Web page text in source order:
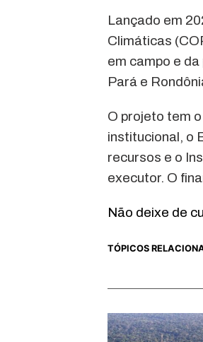
Lançado em
Climáticas
em campo e
Pará e
O projeto tem
institucional, o
recursos e o
executor. O
Não deixe de
TÓPICOS